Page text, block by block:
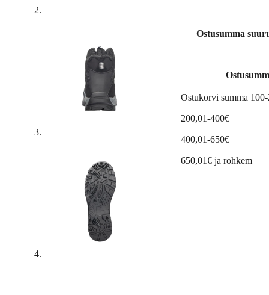
Ostusumma
Ostukorvi summa
200,01-400€
400,01-650€
650,01€ ja rohkem